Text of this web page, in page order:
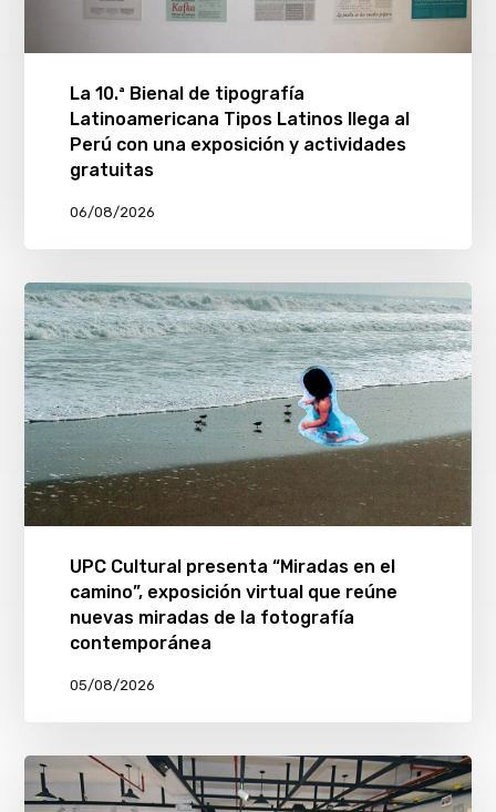
La 10.ª Bienal de tipografía
Latinoamericana Tipos Latinos llega al
Perú con una exposición y actividades
gratuitas
06/08/2026
UPC Cultural presenta “Miradas en el
camino”, exposición virtual que reúne
nuevas miradas de la fotografía
contemporánea
05/08/2026